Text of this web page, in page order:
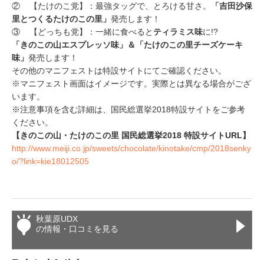
② 【たけのこ党】：最強タッグで、とろける甘さ。
「吉田沙保
里とつくるたけのこの里」 発売します！
③ 【どっちも党】：一緒に食べると ティラミス味に!?
「きのこの山エスプレッソ味」＆「たけのこの里チーズケーキ
味」 発売します！
その他のマニフェストは特設サイトにてご確認ください。
※マニフェスト画面はイメージです。実際とは異なる場合がござ
います。
※注意事項を含む詳細は、国民総選挙2018特設サイトをご参考
ください。
【きのこの山・たけのこの里 国民総選挙2018 特設サイトURL】
http://www.meiji.co.jp/sweets/chocolate/kinotake/cmp/2018senky
o/?link=kie18012505
秋葉原UDX
の情報・口コミを見る